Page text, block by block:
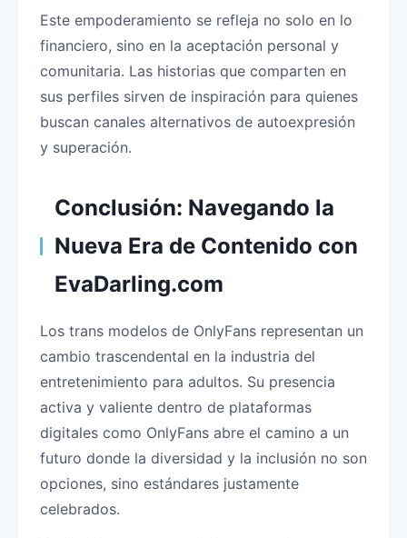
Este empoderamiento se refleja no solo en lo
financiero, sino en la aceptación personal y
comunitaria. Las historias que comparten en
sus perfiles sirven de inspiración para quienes
buscan canales alternativos de autoexpresión
y superación.
Conclusión: Navegando la
Nueva Era de Contenido con
EvaDarling.com
Los trans modelos de OnlyFans representan un
cambio trascendental en la industria del
entretenimiento para adultos. Su presencia
activa y valiente dentro de plataformas
digitales como OnlyFans abre el camino a un
futuro donde la diversidad y la inclusión no son
opciones, sino estándares justamente
celebrados.